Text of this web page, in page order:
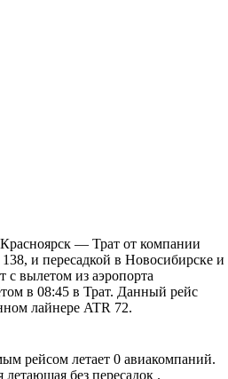
— Трат от компании
и пересадкой в Новосибирске и
с вылетом из аэропорта
в 08:45 в Трат. Данный рейс
лайнере ATR 72.
рейсом летает 0 авиакомпаний.
без пересадок .